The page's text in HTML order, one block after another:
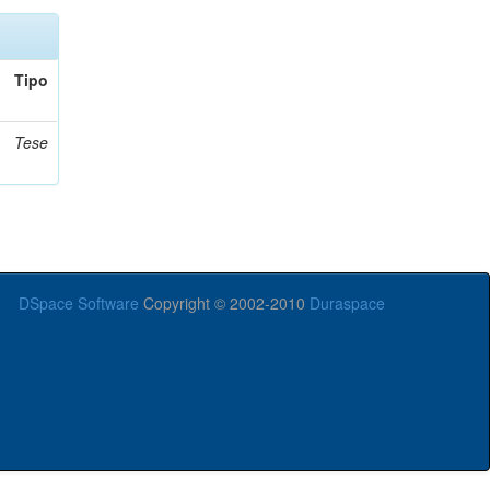
Tipo
Tese
DSpace Software Copyright © 2002-2010 Duraspace